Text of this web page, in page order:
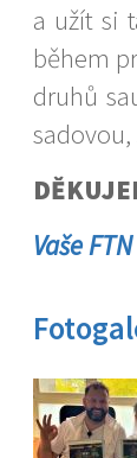
a užít si
během
druhů
Vaše FTN